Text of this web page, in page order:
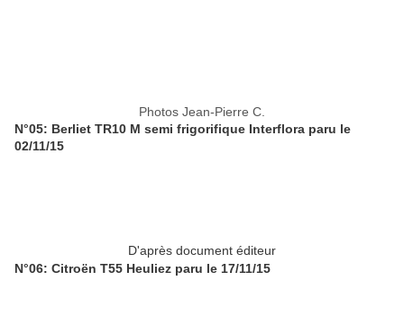
Photos Jean-Pierre C.
N°05: Berliet TR10 M semi frigorifique Interflora paru le
02/11/15
D'après document éditeur
N°06: Citroën T55 Heuliez paru le 17/11/15